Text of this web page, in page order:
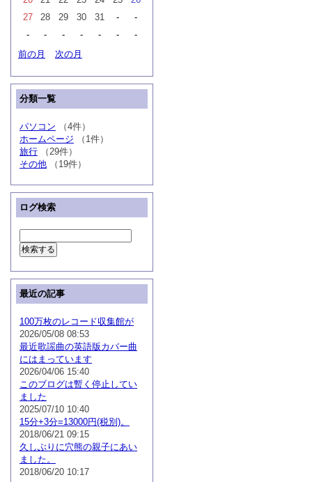
27
28 29 30 31 -
-
-
- - - - -
-
前の月
次の月
分類一覧
パソコン （4件）
ホームページ （1件）
旅行 （29件）
その他 （19件）
ログ検索
最近の記事
100万枚のレコード収集館が
2026/05/08 08:53
最近歌謡曲の英語版カバー曲
にはまっています
2026/04/06 15:40
このブログは暫く停止してい
ました
2025/07/10 10:40
15分+3分=13000円(税別)。
2018/06/21 09:15
久しぶりに穴熊の親子にあい
ました。
2018/06/20 10:17